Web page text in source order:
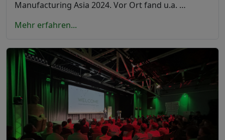
Manufacturing Asia 2024. Vor Ort fand u.a. …
Mehr erfahren...